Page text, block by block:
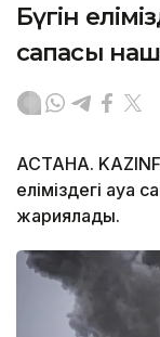
Бүгін
сапасы
АСТАНА.
еліміздегі ауа
жариялады.